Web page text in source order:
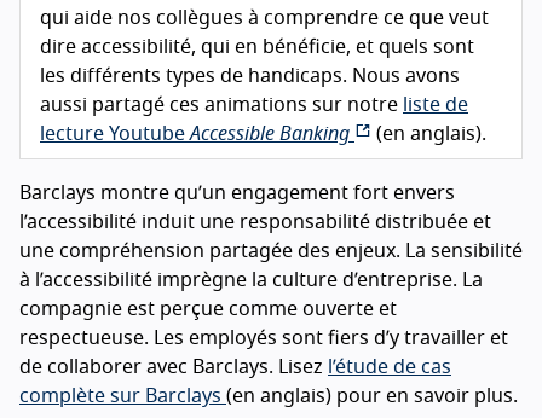
qui aide nos collègues à comprendre ce que veut
dire accessibilité, qui en bénéficie, et quels sont
les différents types de handicaps. Nous avons
aussi partagé ces animations sur notre liste de
lecture YoutubeAccessible Banking (en anglais).
Barclays montre qu’un engagement fort envers
l’accessibilité induit une responsabilité distribuée et
une compréhension partagée des enjeux. La sensibilité
à l’accessibilité imprègne la culture d’entreprise. La
compagnie est perçue comme ouverte et
respectueuse. Les employés sont fiers d’y travailler et
de collaborer avec Barclays. Lisez l’étude de cas
complète sur Barclays (en anglais) pour en savoir plus.